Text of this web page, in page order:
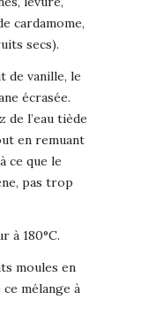
cardamome,
secs).
de vanille, le
écrasée.
de l’eau tiède
en remuant
ce que le
pas trop
à 180°C.
moules en
mélange à